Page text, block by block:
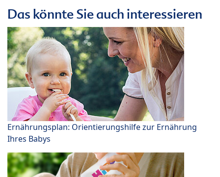
Das könnte Sie auch interessieren
Ernährungsplan: Orientierungshilfe zur Ernährung
Ihres Babys